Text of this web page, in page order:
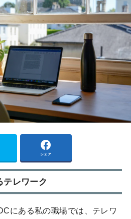
シェア
テレワーク
にある私の職場では、テレワ